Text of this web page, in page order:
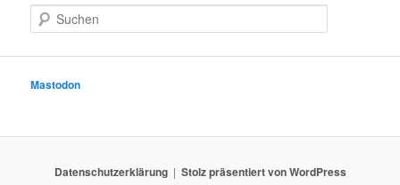
u
e
Mastodon
Datenschutzerklärung Stolz präsentiert von WordPress